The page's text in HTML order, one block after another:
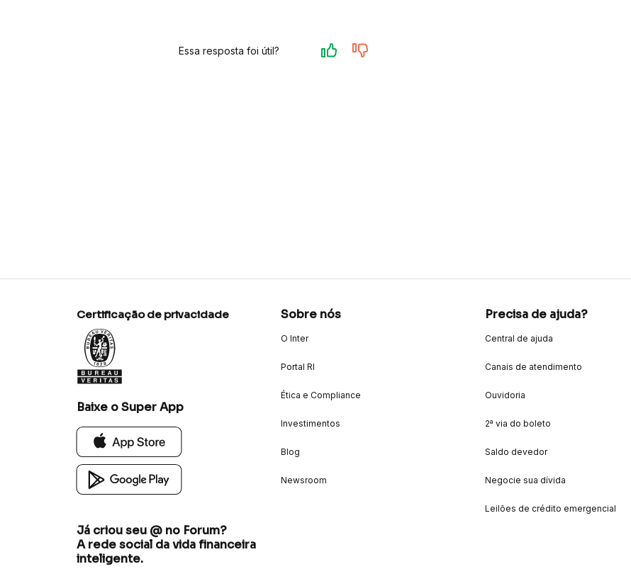
Essa resposta foi útil?
Certificação de privacidade
Baixe o Super App
Já criou seu @ no Forum?
A rede social da vida financeira
inteligente.
Sobre nós
O Inter
Portal RI
Ética e Compliance
Investimentos
Blog
Newsroom
Precisa de ajuda?
Central de ajuda
Canais de atendimento
Ouvidoria
2ª via do boleto
Saldo devedor
Negocie sua dívida
Leilões de crédito emergencial